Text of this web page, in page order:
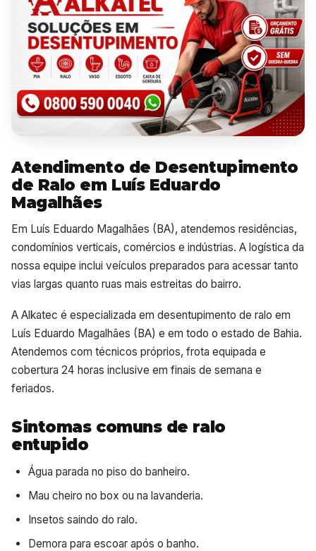
Atendimento de Desentupimento
de Ralo em Luís Eduardo
Magalhães
Em Luís Eduardo Magalhães (BA), atendemos residências,
condomínios verticais, comércios e indústrias. A logística da
nossa equipe inclui veículos preparados para acessar tanto
vias largas quanto ruas mais estreitas do bairro.
A Alkatec é especializada em desentupimento de ralo em
Luís Eduardo Magalhães (BA) e em todo o estado de Bahia.
Atendemos com técnicos próprios, frota equipada e
cobertura 24 horas inclusive em finais de semana e
feriados.
Sintomas comuns de ralo
entupido
Água parada no piso do banheiro.
Mau cheiro no box ou na lavanderia.
Insetos saindo do ralo.
Demora para escoar após o banho.